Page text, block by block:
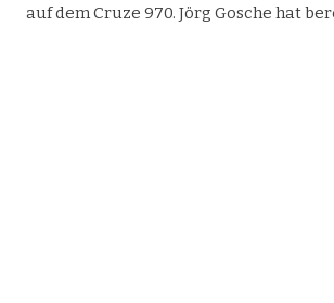
auf dem Cruze 970. Jörg Gosche hat